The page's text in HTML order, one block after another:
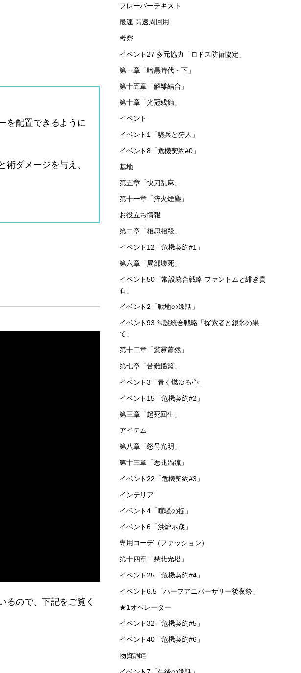
を配置できるように
ダメージを与え、
るので、下記をご覧く
フレーバーテキスト
最速 高速周回用
考察
イベント27 多元協力「ロドス防衛協定」
第一章「暗黒時代・下」
第十五章「解離結合」
第十章「光冠残蝕」
イベント
イベント1「騎兵と狩人」
イベント8「危機契約#0」
基地
第五章「快刀乱麻」
第十一章「淬火煙塵」
お役立ち情報
第二章「相思相殺」
イベント12「危機契約#1」
第六章「局部壊死」
イベント50「常設統合戦略 ファントムと緋き貴
石」
イベント2「戦地の逸話」
イベント93 常設統合戦略「探索者と銀氷の果
て」
第十二章「驚靂蕭然」
第七章「苦難揺籃」
イベント3「青く燃ゆる心」
イベント15「危機契約#2」
第三章「起死回生」
アイテム
第八章「怒号光明」
第十三章「悪兆渦流」
イベント22「危機契約#3」
インテリア
イベント4「喧騒の掟」
イベント6「洪炉示歳」
専用コーデ（ファッション）
第十四章「慈悲光塔」
イベント25「危機契約#4」
イベント6.5「ハーフアニバーサリー後夜祭」
★1オペレーター
イベント32「危機契約#5」
イベント40「危機契約#6」
物資調達